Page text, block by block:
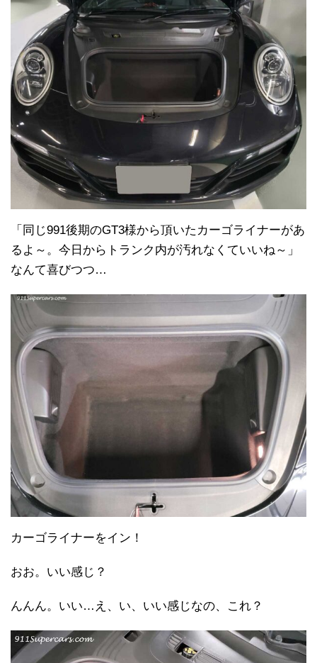
「同じ991後期のGT3様から頂いたカーゴライナーがあ
るよ～。今日からトランク内が汚れなくていいね～」
なんて喜びつつ…
カーゴライナーをイン！
おお。いい感じ？
んんん。いい…え、い、いい感じなの、これ？